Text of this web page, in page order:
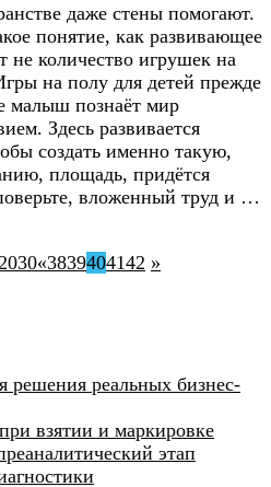
даже стены помогают.
понятие, как развивающее
не количество игрушек на
на полу для детей прежде
малыш познаёт мир
Здесь развивается
создать именно такую,
площадь, придётся
вложенный труд и …
2030«3839404142 »
решения реальных бизнес-
взятии и маркировке
этап